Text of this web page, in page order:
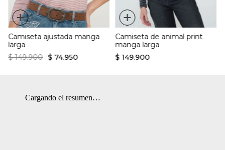
+
Camiseta ajustada manga
larga
$ 149.900 $ 74.950
+
Camiseta de animal print
manga larga
$ 149.900
Cargando el resumen…